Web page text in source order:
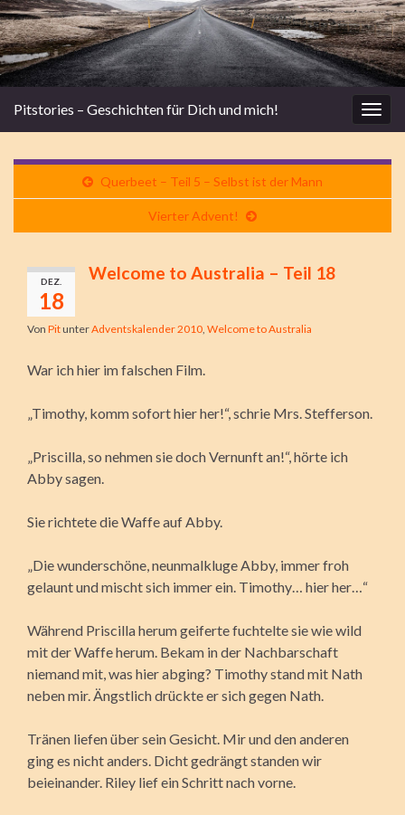
Pitstories – Geschichten für Dich und mich!
Querbeet – Teil 5 – Selbst ist der Mann
Vierter Advent!
DEZ.
18
Welcome to Australia – Teil 18
Von PitunterAdventskalender 2010 Welcome to Australia
War ich hier im falschen Film.
„Timothy, komm sofort hier her!“, schrie Mrs. Stefferson.
„Priscilla, so nehmen sie doch Vernunft an!“, hörte ich
Abby sagen.
Sie richtete die Waffe auf Abby.
„Die wunderschöne, neunmalkluge Abby, immer froh
gelaunt und mischt sich immer ein. Timothy… hier her…“
Während Priscilla herum geiferte fuchtelte sie wie wild
mit der Waffe herum. Bekam in der Nachbarschaft
niemand mit, was hier abging? Timothy stand mit Nath
neben mir. Ängstlich drückte er sich gegen Nath.
Tränen liefen über sein Gesicht. Mir und den anderen
ging es nicht anders. Dicht gedrängt standen wir
beieinander. Riley lief ein Schritt nach vorne.